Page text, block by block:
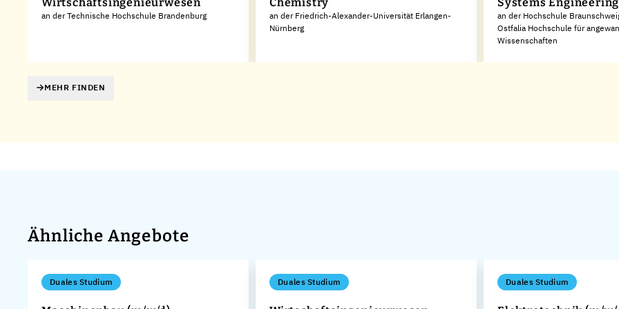
an der Technische Hochschule Brandenburg
an der Friedrich-Alexander-Universität Erlangen-
Nürnberg
an der Hochschule
Ostfalia Hochschule für
Wissenschaften
MEHR FINDEN
Ähnliche Angebote
Duales Studium Duales Studium Duales Studium